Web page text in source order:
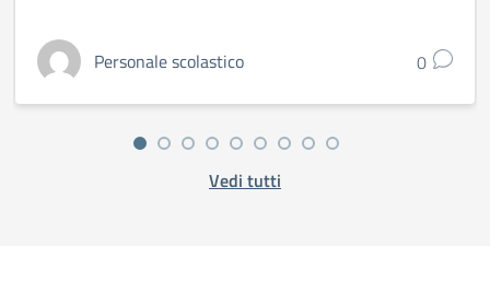
Personale scolastico 0
Vedi tutti